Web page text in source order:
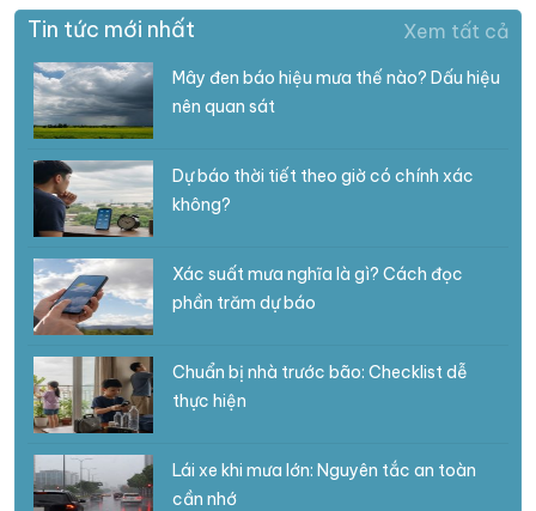
Tin tức mới nhất Xem tất cả
Mây đen báo hiệu mưa thế nào? Dấu hiệu
nên quan sát
Dự báo thời tiết theo giờ có chính xác
không?
Xác suất mưa nghĩa là gì? Cách đọc
phần trăm dự báo
Chuẩn bị nhà trước bão: Checklist dễ
thực hiện
Lái xe khi mưa lớn: Nguyên tắc an toàn
cần nhớ